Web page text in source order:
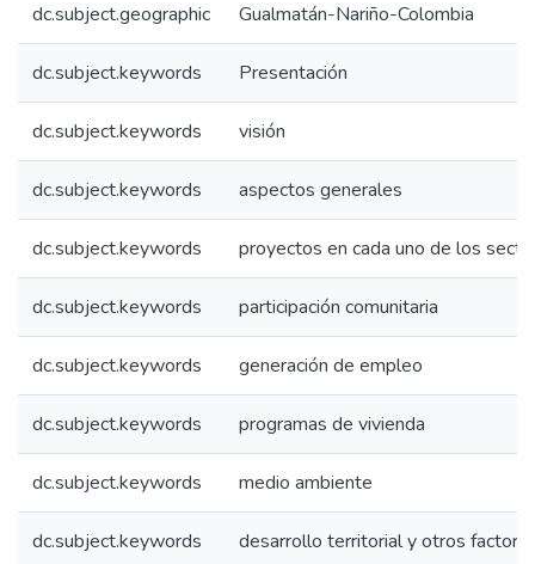
dc.subject.geographic Gualmatán-Nariño-Colombia
dc.subject.keywords Presentación
dc.subject.keywords visión
dc.subject.keywords aspectos generales
dc.subject.keywords proyectos en cada uno de los
dc.subject.keywords participación comunitaria
dc.subject.keywords generación de empleo
dc.subject.keywords programas de vivienda
dc.subject.keywords medio ambiente
dc.subject.keywords desarrollo territorial y otros